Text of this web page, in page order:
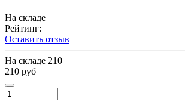
На складе
Рейтинг:
Оставить отзыв
На складе 210
210 руб